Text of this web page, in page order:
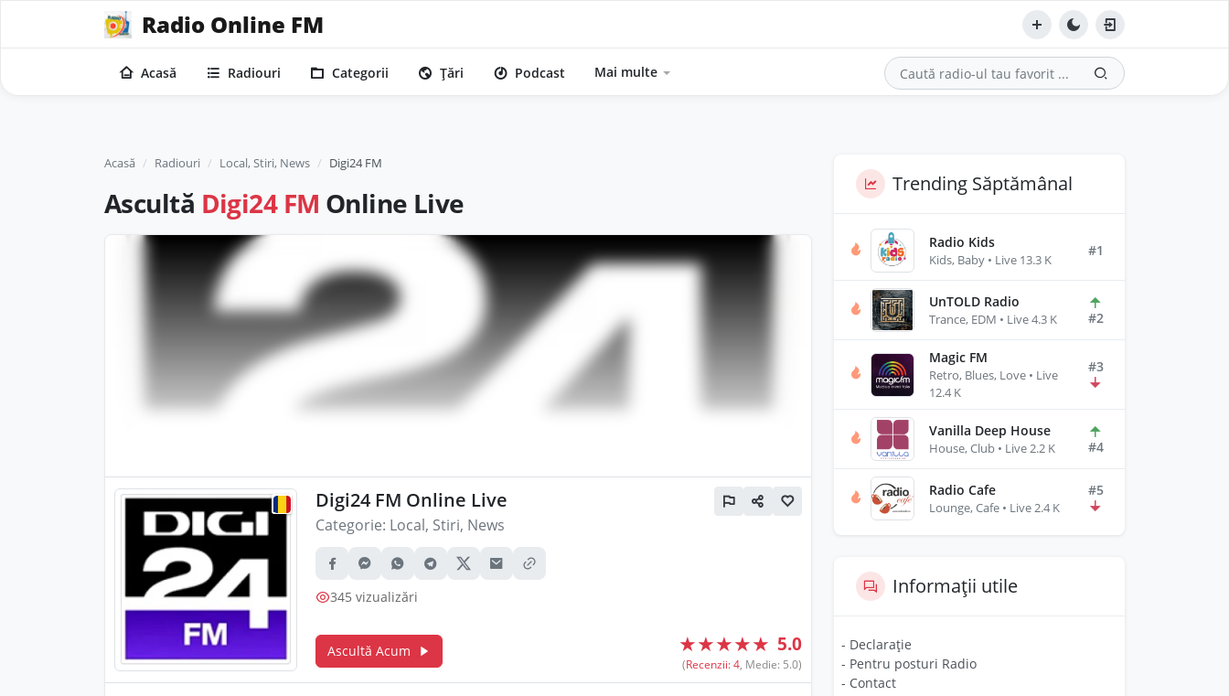
Radio Online FM
Acasă Radiouri Categorii Țări Podcast Mai multe
Acasă Radiouri Local, Stiri, News Digi24 FM
Ascultă Digi24 FM Online Live
Digi24 FM Online Live
Categorie: Local, Stiri, News
345 vizualizări
Ascultă Acum ★★★★★ 5.0
(Recenzii: 4, Medie: 5.0)
Trending Săptămânal
Radio Kids
Kids, Baby • Live 13.3 K
#1
UnTOLD Radio
Trance, EDM • Live 4.3 K #2
Magic FM
Retro, Blues, Love • Live
12.4 K
#3
Vanilla Deep House
House, Club • Live 2.2 K #4
Radio Cafe
Lounge, Cafe • Live 2.4 K
#5
Informații utile
- Declarație
- Pentru posturi Radio
- Contact